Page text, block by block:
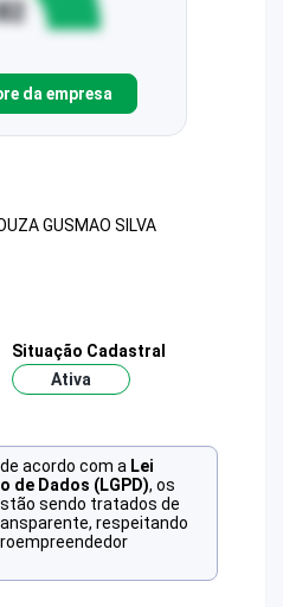
da empresa
GUSMAO SILVA
Situação Cadastral
Ativa
acordo com a Lei
de Dados (LGPD), os
sendo tratados de
respeitando